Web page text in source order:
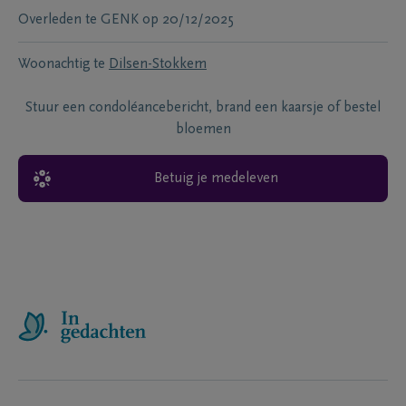
Overleden te GENK op 20/12/2025
Woonachtig te Dilsen-Stokkem
Stuur een condoléancebericht, brand een kaarsje of bestel
bloemen
Betuig je medeleven